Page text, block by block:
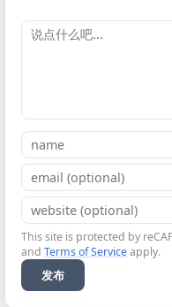
This site is protected by
and Terms of Serviceapply.
发布